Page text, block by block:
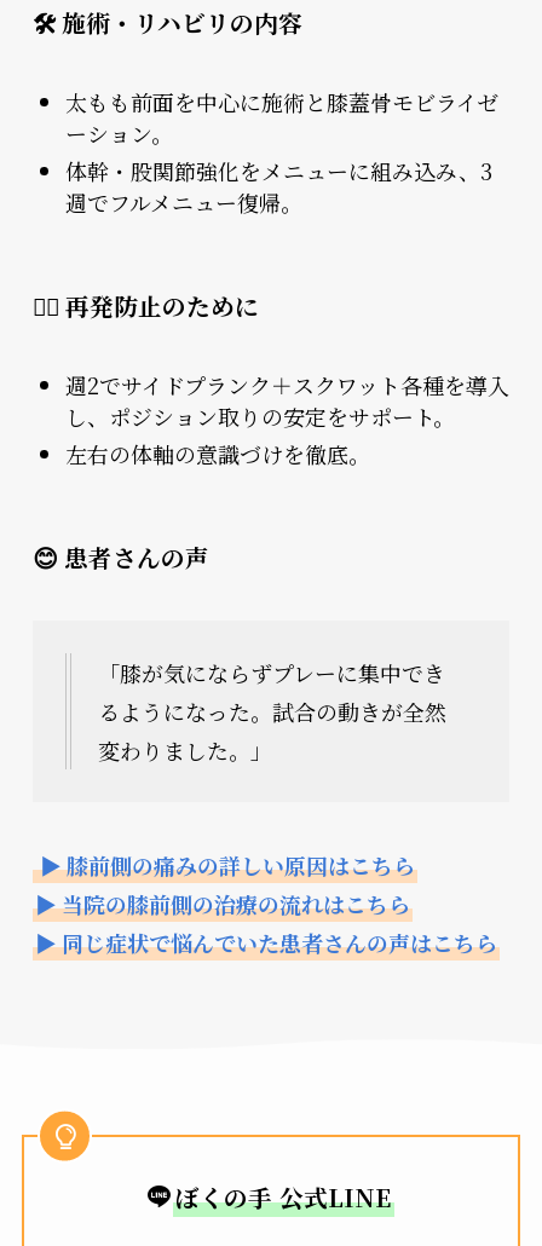
🛠 施術・リハビリの内容
太もも前面を中心に施術と膝蓋骨モビライゼ
ーション。
体幹・股関節強化をメニューに組み込み、3
週でフルメニュー復帰。
🏃‍♂️ 再発防止のために
週2でサイドプランク＋スクワット各種を導入
し、ポジション取りの安定をサポート。
左右の体軸の意識づけを徹底。
😊 患者さんの声
「膝が気にならずプレーに集中でき
るようになった。試合の動きが全然
変わりました。」
▶ 膝前側の痛みの詳しい原因はこちら
▶ 当院の膝前側の治療の流れはこちら
▶ 同じ症状で悩んでいた患者さんの声はこちら
ぼくの手 公式LINE